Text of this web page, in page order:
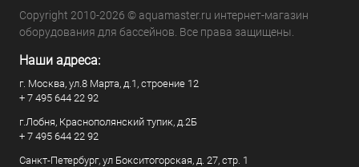
Copyright 2010-2026 © aquamaster.ru интернет-магазин
оборудования для бассейнов. Все права защищены.
Наши адреса:
г. Москва, ул.8 Марта, д.1, строение 12
+ 7 495 644 22 92
г.Лобня, Краснополянский тупик, д.2Б
+ 7 495 644 22 92
Санкт-Петербург, ул Бокситогорская, д. 27, стр. 1